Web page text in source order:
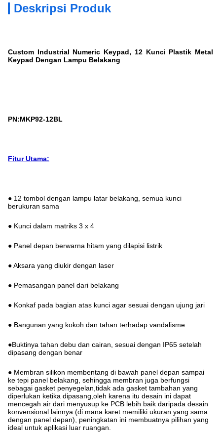
Deskripsi Produk
Custom Industrial Numeric Keypad, 12 Kunci Plastik Metal
Keypad Dengan Lampu Belakang
PN:MKP92-12BL
Fitur Utama:
● 12 tombol dengan lampu latar belakang, semua kunci
berukuran sama
● Kunci dalam matriks 3 x 4
● Panel depan berwarna hitam yang dilapisi listrik
● Aksara yang diukir dengan laser
● Pemasangan panel dari belakang
● Konkaf pada bagian atas kunci agar sesuai dengan ujung jari
● Bangunan yang kokoh dan tahan terhadap vandalisme
●Buktinya tahan debu dan cairan, sesuai dengan IP65 setelah
dipasang dengan benar
● Membran silikon membentang di bawah panel depan sampai
ke tepi panel belakang, sehingga membran juga berfungsi
sebagai gasket penyegelan,tidak ada gasket tambahan yang
diperlukan ketika dipasang,oleh karena itu desain ini dapat
mencegah air dari menyusup ke PCB lebih baik daripada desain
konvensional lainnya (di mana karet memiliki ukuran yang sama
dengan panel depan), peningkatan ini membuatnya pilihan yang
ideal untuk aplikasi luar ruangan.